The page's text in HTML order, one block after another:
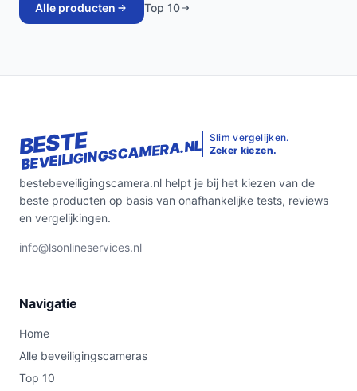
Alle producten Top 10
BESTE
BEVEILIGINGSCAMERA.NL Slim vergelijken.
Zeker kiezen.
bestebeveiligingscamera.nl helpt je bij het kiezen van de
beste producten op basis van onafhankelijke tests, reviews
en vergelijkingen.
info@lsonlineservices.nl
Navigatie
Home
Alle beveiligingscameras
Top 10